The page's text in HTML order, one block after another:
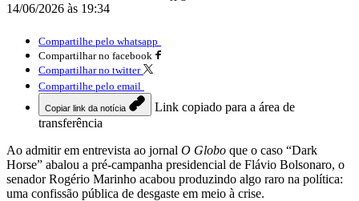
14/06/2026 às 19:34
Compartilhe pelo whatsapp
Compartilhar no facebook
Compartilhar no twitter
Compartilhe pelo email
Copiar link da notícia
Link copiado para a área de
transferência
Ao admitir em entrevista ao jornal O Globo que o caso “Dark
Horse” abalou a pré-campanha presidencial de Flávio Bolsonaro, o
senador Rogério Marinho acabou produzindo algo raro na política:
uma confissão pública de desgaste em meio à crise.